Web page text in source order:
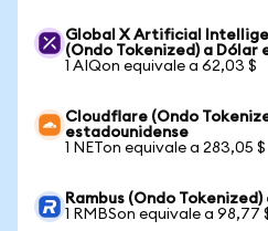
Global X Artificial
(Ondo Tokenized) a Dólar
1 AIQon equivale a 62,03 $
Cloudflare (Ondo
estadounidense
1 NETon equivale a 283,05 $
Rambus (Ondo
1 RMBSon equivale a 98,77